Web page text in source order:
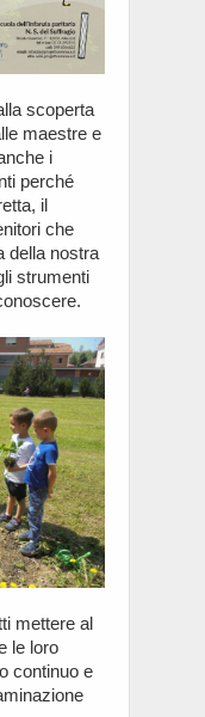
scoperta
maestre e
i
perché
il
che
della nostra
strumenti
mettere al
le loro
continuo e